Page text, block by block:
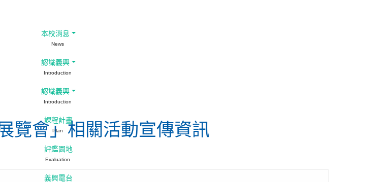
覽會」相關活動宣傳資訊
本校消息
News
認識義興
Introduction
認識義興
Introduction
課程計畫
Plan
評鑑園地
Evaluation
義興電台